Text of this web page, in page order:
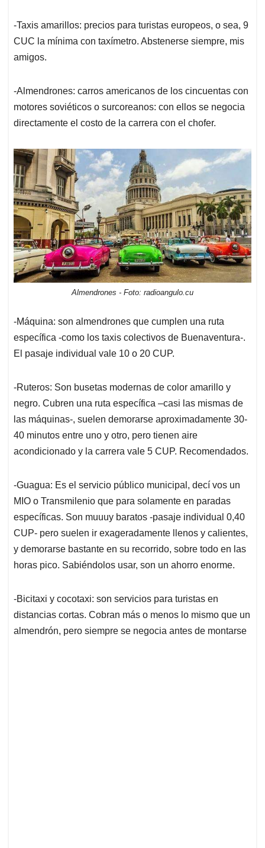
-Taxis amarillos: precios para turistas europeos, o sea, 9
CUC la mínima con taxímetro. Abstenerse siempre, mis
amigos.
-Almendrones: carros americanos de los cincuentas con
motores soviéticos o surcoreanos: con ellos se negocia
directamente el costo de la carrera con el chofer.
Almendrones - Foto: radioangulo.cu
-Máquina: son almendrones que cumplen una ruta
específica -como los taxis colectivos de Buenaventura-.
El pasaje individual vale 10 o 20 CUP.
-Ruteros: Son busetas modernas de color amarillo y
negro. Cubren una ruta específica –casi las mismas de
las máquinas-, suelen demorarse aproximadamente 30-
40 minutos entre uno y otro, pero tienen aire
acondicionado y la carrera vale 5 CUP. Recomendados.
-Guagua: Es el servicio público municipal, decí vos un
MIO o Transmilenio que para solamente en paradas
específicas. Son muuuy baratos -pasaje individual 0,40
CUP- pero suelen ir exageradamente llenos y calientes,
y demorarse bastante en su recorrido, sobre todo en las
horas pico. Sabiéndolos usar, son un ahorro enorme.
-Bicitaxi y cocotaxi: son servicios para turistas en
distancias cortas. Cobran más o menos lo mismo que un
almendrón, pero siempre se negocia antes de montarse